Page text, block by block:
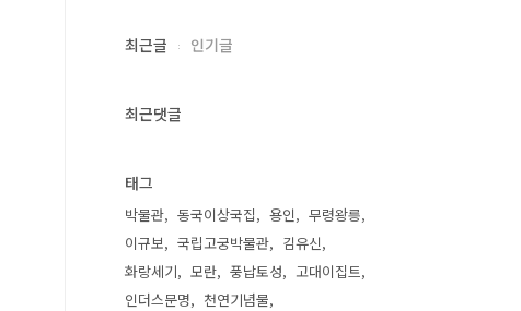
최근글 인기글
최근댓글
태그
박물관 동국이상국집 용인
무령왕릉
이규보
국립고궁박물관
김유신
화랑세기
모란 풍납토성
고대이집트
인더스문명
천연기념물